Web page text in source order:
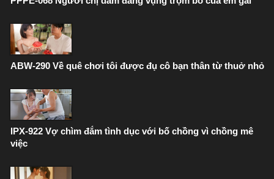
ABW-290 Về quê chơi tôi được đụ cô bạn thân từ thuở nhỏ
IPX-922 Vợ chìm đắm tình dục với bố chồng vì chồng mê
việc